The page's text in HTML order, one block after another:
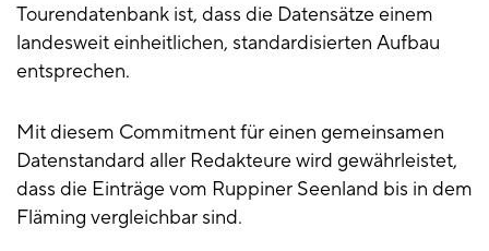
Tourendatenbank ist, dass die Datensätze einem
landesweit einheitlichen, standardisierten Aufbau
entsprechen.
Mit diesem Commitment für einen gemeinsamen
Datenstandard aller Redakteure wird gewährleistet,
dass die Einträge vom Ruppiner Seenland bis in dem
Fläming vergleichbar sind.